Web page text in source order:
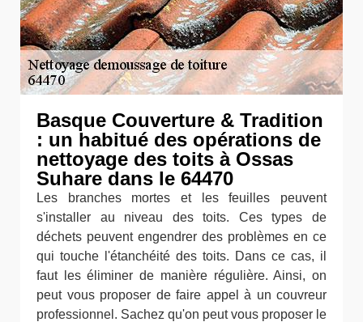
Basque Couverture & Tradition
: un habitué des opérations de
nettoyage des toits à Ossas
Suhare dans le 64470
Les branches mortes et les feuilles peuvent
s'installer au niveau des toits. Ces types de
déchets peuvent engendrer des problèmes en ce
qui touche l'étanchéité des toits. Dans ce cas, il
faut les éliminer de manière régulière. Ainsi, on
peut vous proposer de faire appel à un couvreur
professionnel. Sachez qu'on peut vous proposer le